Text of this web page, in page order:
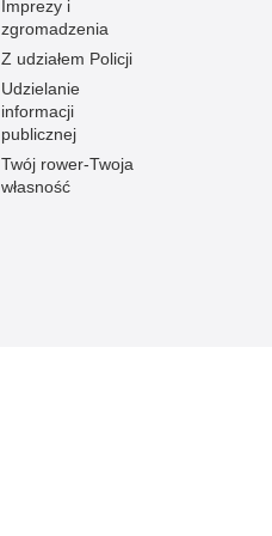
Imprezy i
zgromadzenia
Z udziałem Policji
Udzielanie
informacji
publicznej
Twój rower-Twoja
własność